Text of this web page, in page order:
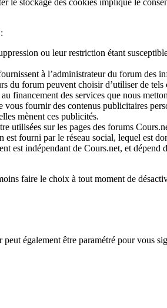
ou leur restriction étant
à l’administrateur du forum des
du forum peuvent choisir d’utiliser de
des services que nous
fournir des contenus publicitaires
mènent ces publicités.
utilisées sur les pages des forums
fourni par le réseau social, lequel est
est indépendant de Cours.net, et
faire le choix à tout moment de
également être paramétré pour vous